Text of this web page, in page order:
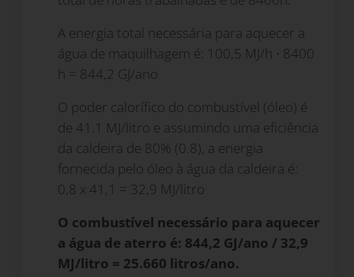
A energia total necessária para aquecer a
água de maquilhagem é: 100,5 MJ/h ⋅ 8400
h = 844,2 GJ/ano
O poder calorífico do combustível (óleo) é
de 41.1 MJ/litro e assumindo uma eficiência
da caldeira de 80% (0.8), a energia
fornecida pelo óleo à água da caldeira é:
0,8 x 41,1 = 32,9 MJ/litro
O combustível necessário para aquecer
a água de aterro é: 844,2 GJ/ano / 32,9
MJ/litro = 25.660 litros/ano.